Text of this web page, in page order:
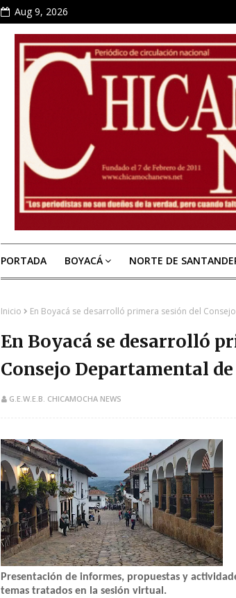
Aug 9, 2026
PORTADA BOYACÁ NORTE DE
Inicio En Boyacá se desarrolló primera sesión del
En Boyacá se desarrolló
Consejo Departamental
G.E.W.E.B. CHICAMOCHA NEWS
Presentación de informes, propuestas y
temas tratados en la sesión virtual.